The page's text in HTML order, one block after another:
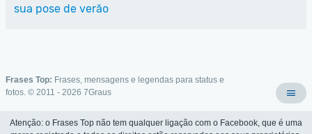
sua pose de verão
Frases Top: Frases, mensagens e legendas para status e
fotos. © 2011 - 2026 7Graus
Atenção: o Frases Top não tem qualquer ligação com o Facebook, que é uma